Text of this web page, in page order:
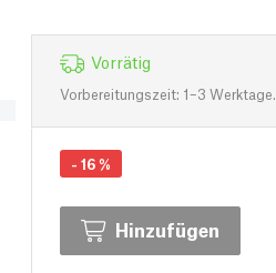
Vorrätig
Vorbereitungszeit: 1–3 Werktage.
- 16%
Hinzufügen